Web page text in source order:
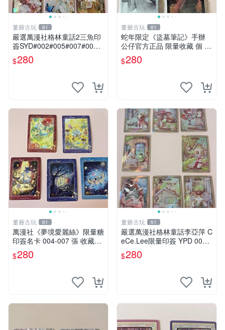
董爺古玩 61
嚴選萬漫社格林童話2三魚印
簽SYD#002#005#007#00
8，珍藏版畫作，無凡瑕疵限
量套組 格林童話 三魚印簽 貼
$280
董爺古玩 61
蛇年限定《盜墓筆記》手辦
公仔官方正品 限量收藏 個 古
風 動漫 手辦
$280
董爺古玩 61
萬漫社《夢境愛麗絲》限量糖
印簽名卡 004-007 張 收藏推
薦 泰式藝術 魔法少女
$280
董爺古玩 61
嚴選萬漫社格林童話李亞萍 C
eCe.Lee限量印簽 YPD 009
精品收藏 格林童話 李亞萍 印
簽
$280